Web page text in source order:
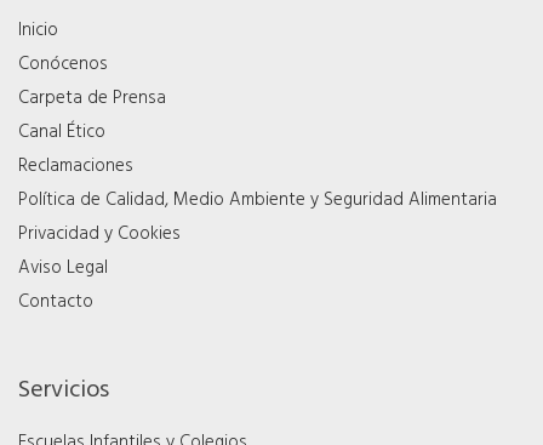
Inicio
Conócenos
Carpeta de Prensa
Canal Ético
Reclamaciones
Política de Calidad, Medio Ambiente y Seguridad Alimentaria
Privacidad y Cookies
Aviso Legal
Contacto
Servicios